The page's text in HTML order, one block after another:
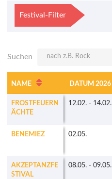
Festival-Filter
Suchen
NAME DATUM 2026
FROSTFEUERN
ÄCHTE
12.02. - 14.02.
BENEMIEZ 02.05.
AKZEPTANZFE
STIVAL
08.05. - 09.05.